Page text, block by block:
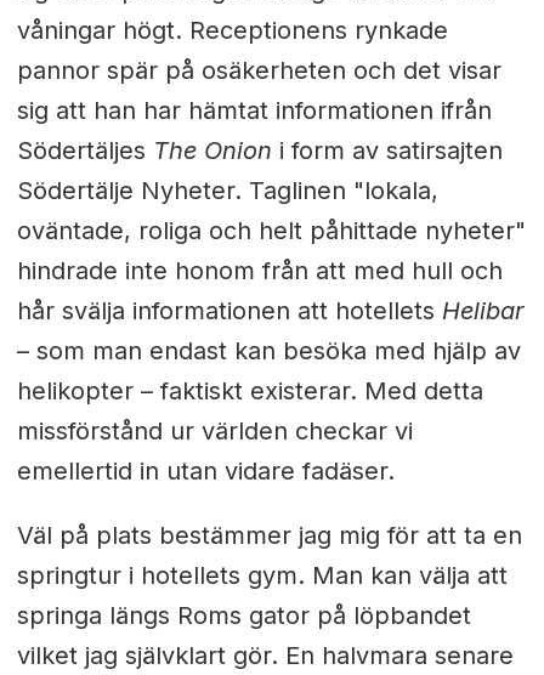
våningar högt. Receptionens rynkade
pannor spär på osäkerheten och det visar
sig att han har hämtat informationen ifrån
Södertäljes The Onion i form av satirsajten
Södertälje Nyheter. Taglinen "lokala,
oväntade, roliga och helt påhittade nyheter"
hindrade inte honom från att med hull och
hår svälja informationen att hotellets Helibar
– som man endast kan besöka med hjälp av
helikopter – faktiskt existerar. Med detta
missförstånd ur världen checkar vi
emellertid in utan vidare fadäser.
Väl på plats bestämmer jag mig för att ta en
springtur i hotellets gym. Man kan välja att
springa längs Roms gator på löpbandet
vilket jag självklart gör. En halvmara senare